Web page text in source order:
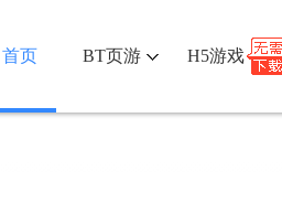
首页 BT页游 H5游戏